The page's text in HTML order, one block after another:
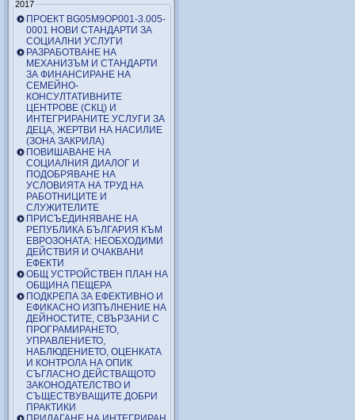
2017
ПРОЕКТ BG05M9OP001-3.005-
0001 НОВИ СТАНДАРТИ ЗА
СОЦИАЛНИ УСЛУГИ
РАЗРАБОТВАНЕ НА
МЕХАНИЗЪМ И СТАНДАРТИ
ЗА ФИНАНСИРАНЕ НА
СЕМЕЙНО-
КОНСУЛТАТИВНИТЕ
ЦЕНТРОВЕ (СКЦ) И
ИНТЕГРИРАНИТЕ УСЛУГИ ЗА
ДЕЦА, ЖЕРТВИ НА НАСИЛИЕ
(ЗОНА ЗАКРИЛА)
ПОВИШАВАНЕ НА
СОЦИАЛНИЯ ДИАЛОГ И
ПОДОБРЯВАНЕ НА
УСЛОВИЯТА НА ТРУД НА
РАБОТНИЦИТЕ И
СЛУЖИТЕЛИТЕ
ПРИСЪЕДИНЯВАНЕ НА
РЕПУБЛИКА БЪЛГАРИЯ КЪМ
ЕВРОЗОНАТА: НЕОБХОДИМИ
ДЕЙСТВИЯ И ОЧАКВАНИ
ЕФЕКТИ
ОБЩ УСТРОЙСТВЕН ПЛАН НА
ОБЩИНА ПЕЩЕРА
ПОДКРЕПА ЗА ЕФЕКТИВНО И
ЕФИКАСНО ИЗПЪЛНЕНИЕ НА
ДЕЙНОСТИТЕ, СВЪРЗАНИ С
ПРОГРАМИРАНЕТО,
УПРАВЛЕНИЕТО,
НАБЛЮДЕНИЕТО, ОЦЕНКАТА
И КОНТРОЛА НА ОПИК
СЪГЛАСНО ДЕЙСТВАЩОТО
ЗАКОНОДАТЕЛСТВО И
СЪЩЕСТВУВАЩИТЕ ДОБРИ
ПРАКТИКИ